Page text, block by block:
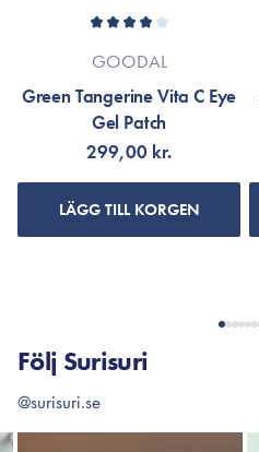
GOODAL
Green Tangerine Vita C Eye
Gel Patch
299,00 kr.
LÄGG TILL KORGEN
Följ Surisuri
@surisuri.se